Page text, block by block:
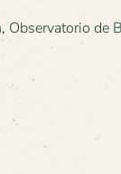
, Observatorio de